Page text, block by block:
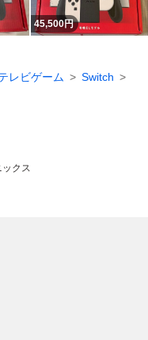
45,500円
レビゲーム
Switch
クス